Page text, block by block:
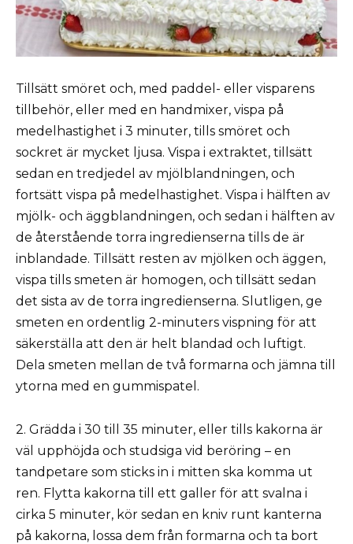
Tillsätt smöret och, med paddel- eller visparens
tillbehör, eller med en handmixer, vispa på
medelhastighet i 3 minuter, tills smöret och
sockret är mycket ljusa. Vispa i extraktet, tillsätt
sedan en tredjedel av mjölblandningen, och
fortsätt vispa på medelhastighet. Vispa i hälften av
mjölk- och äggblandningen, och sedan i hälften av
de återstående torra ingredienserna tills de är
inblandade. Tillsätt resten av mjölken och äggen,
vispa tills smeten är homogen, och tillsätt sedan
det sista av de torra ingredienserna. Slutligen, ge
smeten en ordentlig 2-minuters vispning för att
säkerställa att den är helt blandad och luftigt.
Dela smeten mellan de två formarna och jämna till
ytorna med en gummispatel.
2. Grädda i 30 till 35 minuter, eller tills kakorna är
väl upphöjda och studsiga vid beröring – en
tandpetare som sticks in i mitten ska komma ut
ren. Flytta kakorna till ett galler för att svalna i
cirka 5 minuter, kör sedan en kniv runt kanterna
på kakorna, lossa dem från formarna och ta bort